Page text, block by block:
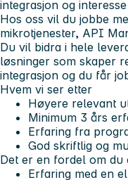
integrasjon og
Hos oss vil du jobbe
mikrotjenester, API
Du vil bidra i hele
løsninger som skaper
integrasjon og du får
Hvem vi ser etter
Høyere relevant
Minimum 3 års
Erfaring fra
God skriftlig og
Det er en fordel om du
Erfaring med en